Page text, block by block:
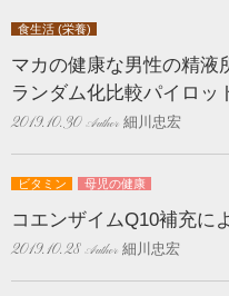
食生活 (栄養)
マカの健康な男性の精液
ランダム化比較パイロッ
2019.10.30 細川忠宏
ビタミン 母児の健康
コエンザイムQ10補充に
2019.10.28 細川忠宏